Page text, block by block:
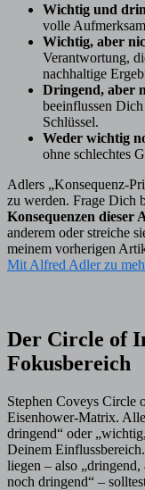
Wichtig und
volle
Wichtig, aber
Verantwortung,
nachhaltige
Dringend, aber
beeinflussen
Schlüssel.
Weder wichtig
ohne schlechtes
Adlers „Konsequenz-
zu werden. Frage Dich
Konsequenzen dieser
anderem oder streiche
meinem vorherigen
Mit Alfred Adler zu
Der Circle of
Fokusbereich
Stephen Coveys Circle
Eisenhower-Matrix.
dringend“ oder
Deinem
liegen – also
noch dringend“ –